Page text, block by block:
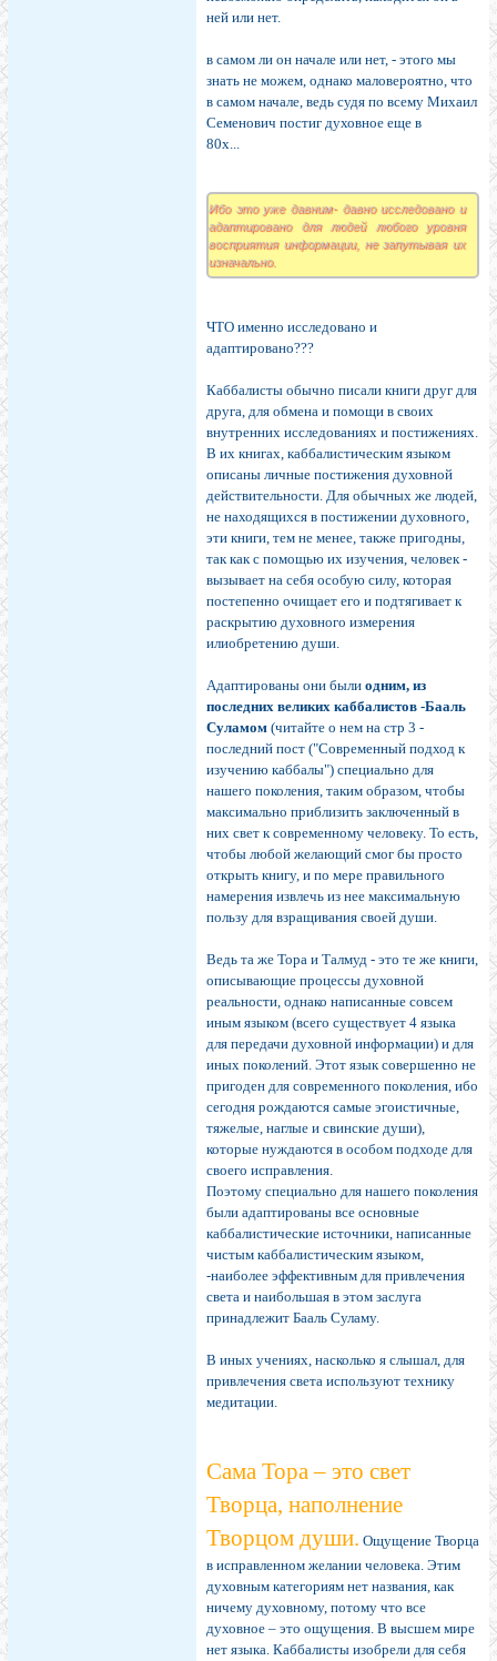
ней или нет.
в самом ли он начале или нет, - этого мы
знать не можем, однако маловероятно, что
в самом начале, ведь судя по всему Михаил
Семенович постиг духовное еще в
80х...
Ибо это уже давним- давно исследовано и
адаптировано для людей любого уровня
восприятия информации, не запутывая их
изначально.
ЧТО именно исследовано и
адаптировано???
Каббалисты обычно писали книги друг для
друга, для обмена и помощи в своих
внутренних исследованиях и постижениях.
В их книгах, каббалистическим языком
описаны личные постижения духовной
действительности. Для обычных же людей,
не находящихся в постижении духовного,
эти книги, тем не менее, также пригодны,
так как с помощью их изучения, человек -
вызывает на себя особую силу, которая
постепенно очищает его и подтягивает к
раскрытию духовного измерения
илиобретению души.
Адаптированы они были одним, из
последних великих каббалистов -Бааль
Суламом (читайте о нем на стр 3 -
последний пост ("Современный подход к
изучению каббалы") специально для
нашего поколения, таким образом, чтобы
максимально приблизить заключенный в
них свет к современному человеку. То есть,
чтобы любой желающий смог бы просто
открыть книгу, и по мере правильного
намерения извлечь из нее максимальную
пользу для взращивания своей души.
Ведь та же Тора и Талмуд - это те же книги,
описывающие процессы духовной
реальности, однако написанные совсем
иным языком (всего существует 4 языка
для передачи духовной информации) и для
иных поколений. Этот язык совершенно не
пригоден для современного поколения, ибо
сегодня рождаются самые эгоистичные,
тяжелые, наглые и свинские души),
которые нуждаются в особом подходе для
своего исправления.
Поэтому специально для нашего поколения
были адаптированы все основные
каббалистические источники, написанные
чистым каббалистическим языком,
-наиболее эффективным для привлечения
света и наибольшая в этом заслуга
принадлежит Бааль Суламу.
В иных учениях, насколько я слышал, для
привлечения света используют технику
медитации.
Сама Тора – это свет
Творца, наполнение
Творцом души. Ощущение Творца
в исправленном желании человека. Этим
духовным категориям нет названия, как
ничему духовному, потому что все
духовное – это ощущения. В высшем мире
нет языка. Каббалисты изобрели для себя